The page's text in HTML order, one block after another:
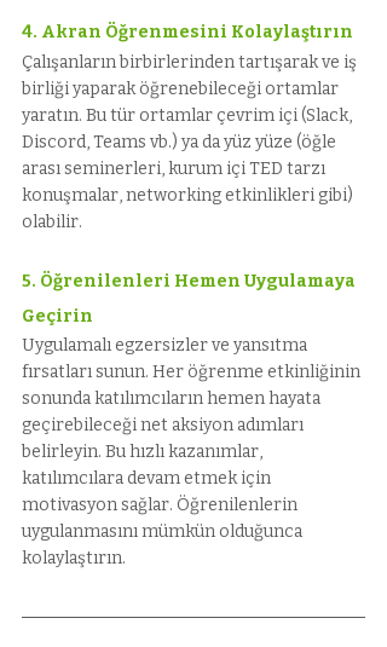
4. Akran Öğrenmesini Kolaylaştırın
Çalışanların birbirlerinden tartışarak ve iş
birliği yaparak öğrenebileceği ortamlar
yaratın. Bu tür ortamlar çevrim içi (Slack,
Discord, Teams vb.) ya da yüz yüze (öğle
arası seminerleri, kurum içi TED tarzı
konuşmalar, networking etkinlikleri gibi)
olabilir.
5. Öğrenilenleri Hemen Uygulamaya
Geçirin
Uygulamalı egzersizler ve yansıtma
fırsatları sunun. Her öğrenme etkinliğinin
sonunda katılımcıların hemen hayata
geçirebileceği net aksiyon adımları
belirleyin. Bu hızlı kazanımlar,
katılımcılara devam etmek için
motivasyon sağlar. Öğrenilenlerin
uygulanmasını mümkün olduğunca
kolaylaştırın.